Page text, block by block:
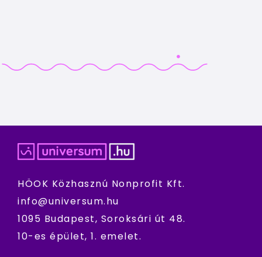
HÖOK Közhasznú Nonprofit Kft.
info@universum.hu
1095 Budapest, Soroksári út 48.
10-es épület, 1. emelet.